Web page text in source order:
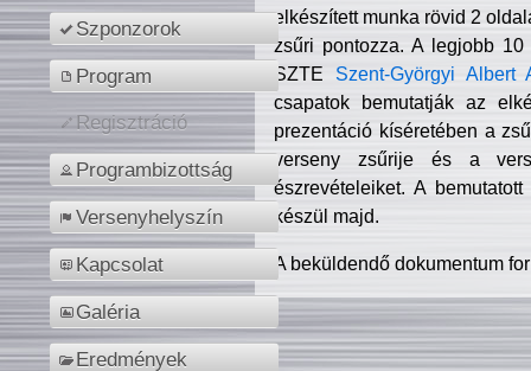
Szponzorok
Program
Regisztráció
Programbizottság
Versenyhelyszín
Kapcsolat
Galéria
Eredmények
elkészített munka rövid 2
zsűri pontozza. A legjobb
SZTE Szent-Györgyi Albert
csapatok bemutatják az
prezentáció kíséretében a
verseny zsűrije és a
észrevételeiket. A
készül majd.
A beküldendő dokumentum